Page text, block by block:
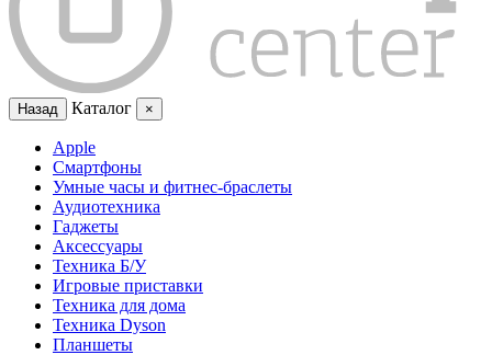
Назад Каталог ×
Apple
Смартфоны
Умные часы и фитнес-браслеты
Аудиотехника
Гаджеты
Аксессуары
Техника Б/У
Игровые приставки
Техника для дома
Техника Dyson
Планшеты